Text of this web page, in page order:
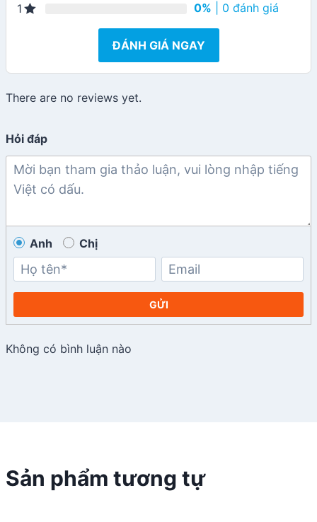
1
0% | 0 đánh giá
ĐÁNH GIÁ NGAY
There are no reviews yet.
Hỏi đáp
Anh Chị
GỬI
Không có bình luận nào
Sản phẩm tương tự